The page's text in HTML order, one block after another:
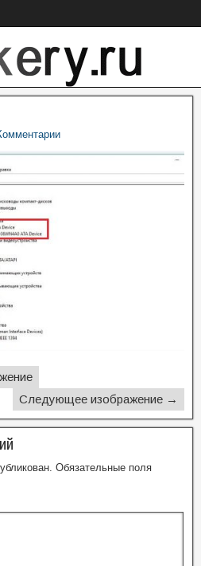
Следующее изображение →
Обязательные поля